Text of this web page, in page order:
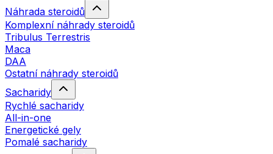
Náhrada steroidů
Komplexní náhrady steroidů
Tribulus Terrestris
Maca
DAA
Ostatní náhrady steroidů
Sacharidy
Rychlé sacharidy
All-in-one
Energetické gely
Pomalé sacharidy